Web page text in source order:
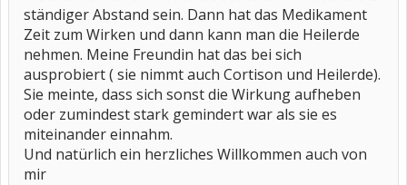
ständiger Abstand sein. Dann hat das Medikament
Zeit zum Wirken und dann kann man die Heilerde
nehmen. Meine Freundin hat das bei sich
ausprobiert ( sie nimmt auch Cortison und Heilerde).
Sie meinte, dass sich sonst die Wirkung aufheben
oder zumindest stark gemindert war als sie es
miteinander einnahm.
Und natürlich ein herzliches Willkommen auch von
mir